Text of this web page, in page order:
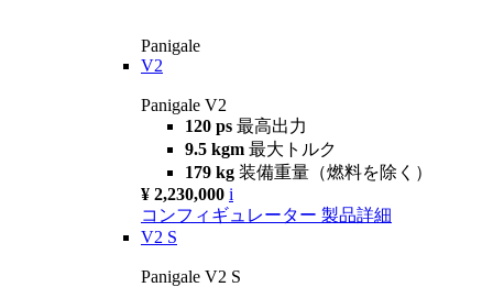
Panigale
V2
Panigale V2
120 ps 最高出力
9.5 kgm 最大トルク
179 kg 装備重量（燃料を除く）
¥ 2,230,000 i
コンフィギュレーター 製品詳細
V2 S
Panigale V2 S